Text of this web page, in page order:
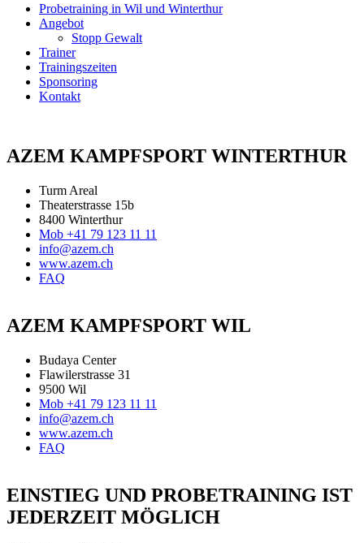
Probetraining in Wil und Winterthur
Angebot
Stopp Gewalt
Trainer
Trainingszeiten
Sponsoring
Kontakt
AZEM KAMPFSPORT WINTERTHUR
Turm Areal
Theaterstrasse 15b
8400 Winterthur
Mob +41 79 123 11 11
info@azem.ch
www.azem.ch
FAQ
AZEM KAMPFSPORT WIL
Budaya Center
Flawilerstrasse 31
9500 Wil
Mob +41 79 123 11 11
info@azem.ch
www.azem.ch
FAQ
EINSTIEG UND PROBETRAINING IST
JEDERZEIT MÖGLICH